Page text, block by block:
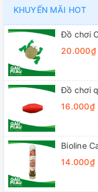
KHUYẾN MÃI HOT
Đồ chơi
20.000₫
Đồ chơi
16.000₫
Bioline
14.000₫